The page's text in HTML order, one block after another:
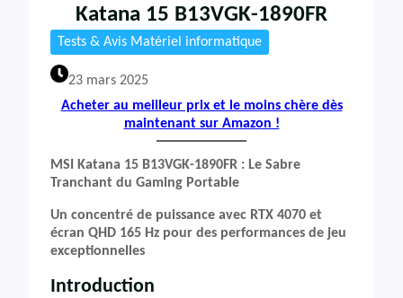
Katana 15 B13VGK-1890FR
Tests & Avis Matériel informatique
23 mars 2025
Acheter au meilleur prix et le moins chère dès
maintenant sur Amazon !
MSI Katana 15 B13VGK-1890FR : Le Sabre
Tranchant du Gaming Portable
Un concentré de puissance avec RTX 4070 et
écran QHD 165 Hz pour des performances de jeu
exceptionnelles
Introduction